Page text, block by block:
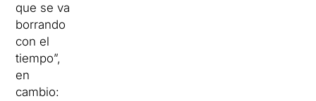
que se va
borrando
con el
tiempo”,
en
cambio: